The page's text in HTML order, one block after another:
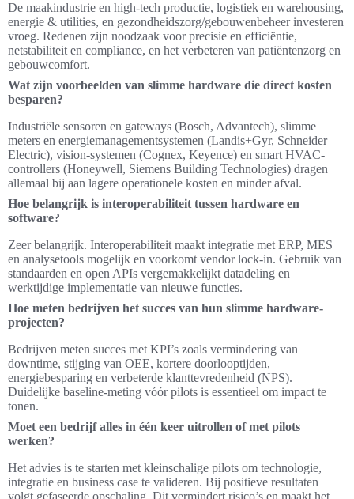
De maakindustrie en high-tech productie, logistiek en warehousing,
energie & utilities, en gezondheidszorg/gebouwenbeheer investeren
vroeg. Redenen zijn noodzaak voor precisie en efficiëntie,
netstabiliteit en compliance, en het verbeteren van patiëntenzorg en
gebouwcomfort.
Wat zijn voorbeelden van slimme hardware die direct kosten
besparen?
Industriële sensoren en gateways (Bosch, Advantech), slimme
meters en energiemanagementsystemen (Landis+Gyr, Schneider
Electric), vision-systemen (Cognex, Keyence) en smart HVAC-
controllers (Honeywell, Siemens Building Technologies) dragen
allemaal bij aan lagere operationele kosten en minder afval.
Hoe belangrijk is interoperabiliteit tussen hardware en
software?
Zeer belangrijk. Interoperabiliteit maakt integratie met ERP, MES
en analysetools mogelijk en voorkomt vendor lock-in. Gebruik van
standaarden en open APIs vergemakkelijkt datadeling en
werktijdige implementatie van nieuwe functies.
Hoe meten bedrijven het succes van hun slimme hardware-
projecten?
Bedrijven meten succes met KPI’s zoals vermindering van
downtime, stijging van OEE, kortere doorlooptijden,
energiebesparing en verbeterde klanttevredenheid (NPS).
Duidelijke baseline-meting vóór pilots is essentieel om impact te
tonen.
Moet een bedrijf alles in één keer uitrollen of met pilots
werken?
Het advies is te starten met kleinschalige pilots om technologie,
integratie en business case te valideren. Bij positieve resultaten